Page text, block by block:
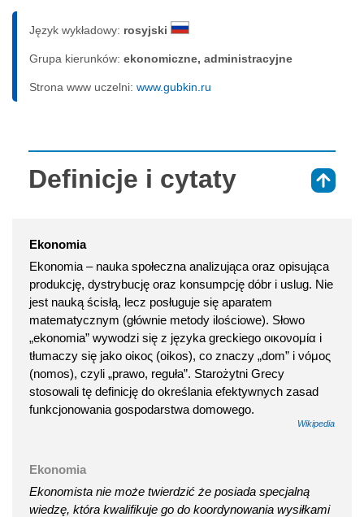
Język wykładowy: rosyjski
Grupa kierunków: ekonomiczne, administracyjne
Strona www uczelni: www.gubkin.ru
Definicje i cytaty
Ekonomia
Ekonomia – nauka społeczna analizująca oraz opisująca
produkcję, dystrybucję oraz konsumpcję dóbr i uslug. Nie
jest nauką ścisłą, lecz posługuje się aparatem
matematycznym (głównie metody ilościowe). Słowo
„ekonomia” wywodzi się z języka greckiego οικονομία i
tłumaczy się jako οἰκος (oikos), co znaczy „dom” i νόμος
(nomos), czyli „prawo, reguła”. Starożytni Grecy
stosowali tę definicję do określania efektywnych zasad
funkcjonowania gospodarstwa domowego.
Wikipedia
Ekonomia
Ekonomista nie może twierdzić że posiada specjalną
wiedzę, która kwalifikuje go do koordynowania wysiłkami